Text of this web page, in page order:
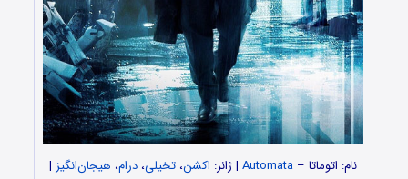
نام: اتوماتا – Automata | ژانر: اکشن، تخیلی، درام، هیجان‌انگیز |